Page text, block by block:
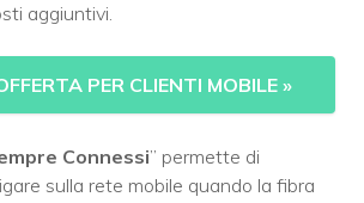
aggiuntivi.
PER CLIENTI MOBILE »
Connessi” permette di
sulla rete mobile quando la fibra